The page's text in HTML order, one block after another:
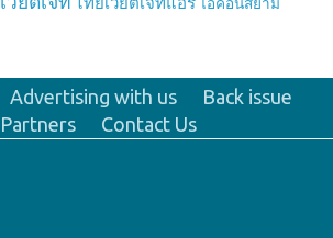
Advertising with us
Back issue
Partners
Contact Us